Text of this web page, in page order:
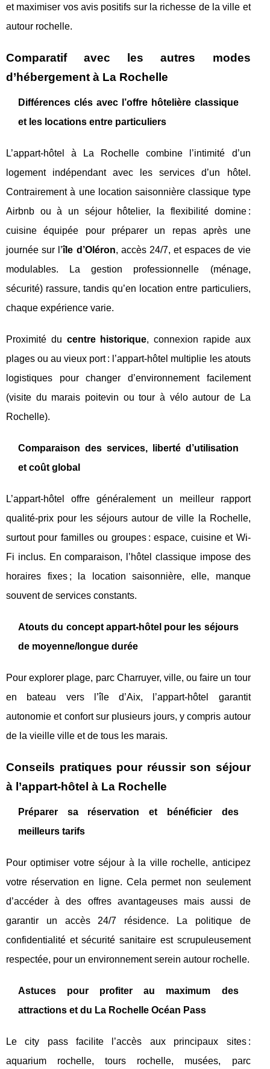
et maximiser vos avis positifs sur la richesse de la ville et
autour rochelle.
Comparatif avec les autres modes
d’hébergement à La Rochelle
Différences clés avec l’offre hôtelière classique
et les locations entre particuliers
L’appart-hôtel à La Rochelle combine l’intimité d’un
logement indépendant avec les services d’un hôtel.
Contrairement à une location saisonnière classique type
Airbnb ou à un séjour hôtelier, la flexibilité domine :
cuisine équipée pour préparer un repas après une
journée sur l’île d’Oléron, accès 24/7, et espaces de vie
modulables. La gestion professionnelle (ménage,
sécurité) rassure, tandis qu’en location entre particuliers,
chaque expérience varie.
Proximité du centre historique, connexion rapide aux
plages ou au vieux port : l’appart-hôtel multiplie les atouts
logistiques pour changer d’environnement facilement
(visite du marais poitevin ou tour à vélo autour de La
Rochelle).
Comparaison des services, liberté d’utilisation
et coût global
L’appart-hôtel offre généralement un meilleur rapport
qualité-prix pour les séjours autour de ville la Rochelle,
surtout pour familles ou groupes : espace, cuisine et Wi-
Fi inclus. En comparaison, l’hôtel classique impose des
horaires fixes ; la location saisonnière, elle, manque
souvent de services constants.
Atouts du concept appart-hôtel pour les séjours
de moyenne/longue durée
Pour explorer plage, parc Charruyer, ville, ou faire un tour
en bateau vers l’île d’Aix, l’appart-hôtel garantit
autonomie et confort sur plusieurs jours, y compris autour
de la vieille ville et de tous les marais.
Conseils pratiques pour réussir son séjour
à l’appart-hôtel à La Rochelle
Préparer sa réservation et bénéficier des
meilleurs tarifs
Pour optimiser votre séjour à la ville rochelle, anticipez
votre réservation en ligne. Cela permet non seulement
d’accéder à des offres avantageuses mais aussi de
garantir un accès 24/7 résidence. La politique de
confidentialité et sécurité sanitaire est scrupuleusement
respectée, pour un environnement serein autour rochelle.
Astuces pour profiter au maximum des
attractions et du La Rochelle Océan Pass
Le city pass facilite l’accès aux principaux sites :
aquarium rochelle, tours rochelle, musées, parc